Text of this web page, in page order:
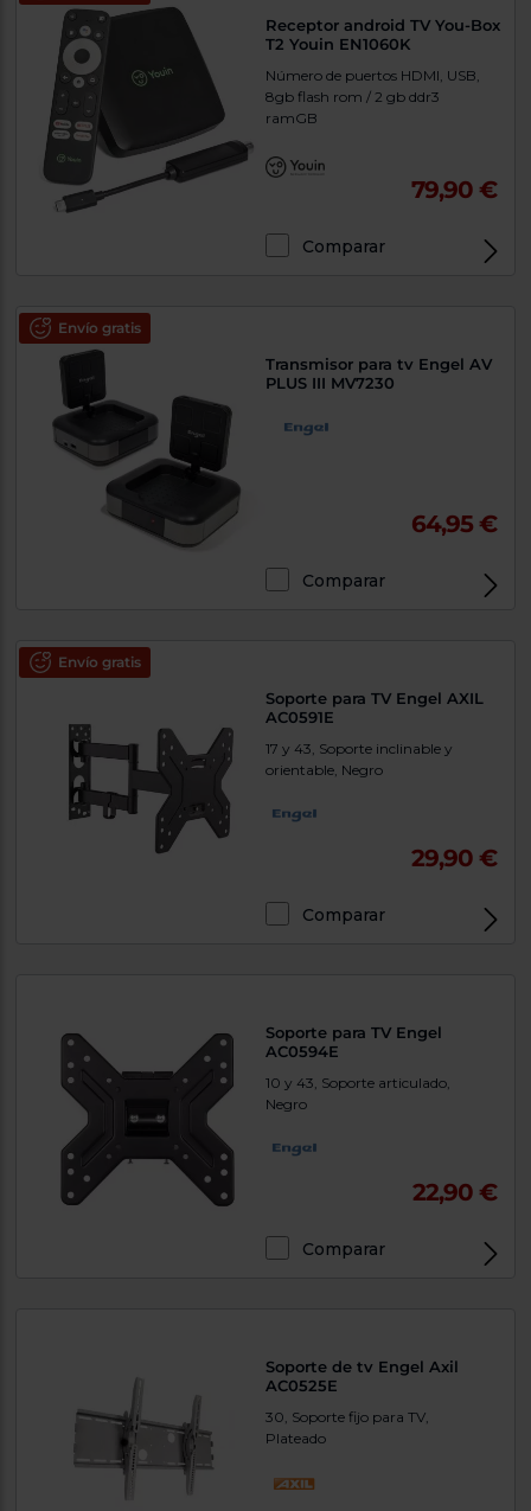
Receptor android TV You-Box
T2 Youin EN1060K
Número de puertos HDMI, USB,
8gb flash rom / 2 gb ddr3
ramGB
79,90 €
Comparar
Envío gratis
Transmisor para tv Engel AV
PLUS III MV7230
64,95 €
Comparar
Envío gratis
Soporte para TV Engel AXIL
AC0591E
17 y 43, Soporte inclinable y
orientable, Negro
29,90 €
Comparar
Soporte para TV Engel
AC0594E
10 y 43, Soporte articulado,
Negro
22,90 €
Comparar
Soporte de tv Engel Axil
AC0525E
30, Soporte fijo para TV,
Plateado